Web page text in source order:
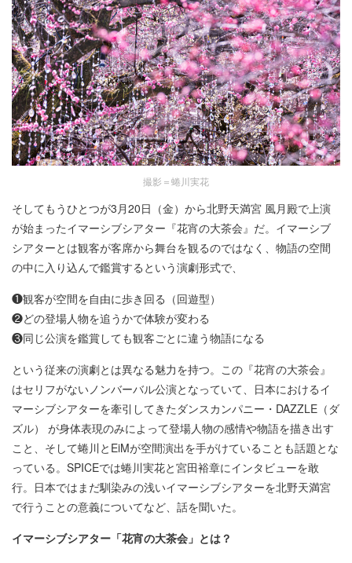
撮影＝蜷川実花
そしてもうひとつが3月20日（金）から北野天満宮 風月殿で上演
が始まったイマーシブシアター『花宵の大茶会』だ。イマーシブ
シアターとは観客が客席から舞台を観るのではなく、物語の空間
の中に入り込んで鑑賞するという演劇形式で、
❶観客が空間を自由に歩き回る（回遊型）
❷どの登場人物を追うかで体験が変わる
❸同じ公演を鑑賞しても観客ごとに違う物語になる
という従来の演劇とは異なる魅力を持つ。この『花宵の大茶会』
はセリフがないノンバーバル公演となっていて、日本におけるイ
マーシブシアターを牽引してきたダンスカンパニー・DAZZLE（ダ
ズル） が身体表現のみによって登場人物の感情や物語を描き出す
こと、そして蜷川とEiMが空間演出を手がけていることも話題とな
っている。SPICEでは蜷川実花と宮田裕章にインタビューを敢
行。日本ではまだ馴染みの浅いイマーシブシアターを北野天満宮
で行うことの意義についてなど、話を聞いた。
イマーシブシアター「花宵の大茶会」とは？